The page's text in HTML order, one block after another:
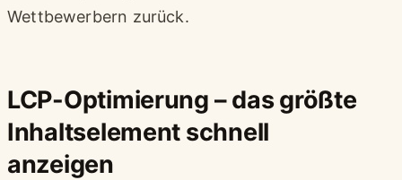
Wettbewerbern zurück.
LCP-Optimierung – das größte
Inhaltselement schnell
anzeigen